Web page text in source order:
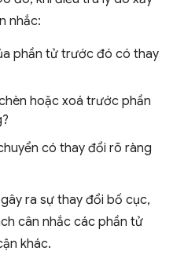
nhắc:
phần tử trước đó có thay
hoặc xoá trước phần
có thay đổi rõ ràng
ra sự thay đổi bố cục,
cân nhắc các phần tử
khác.